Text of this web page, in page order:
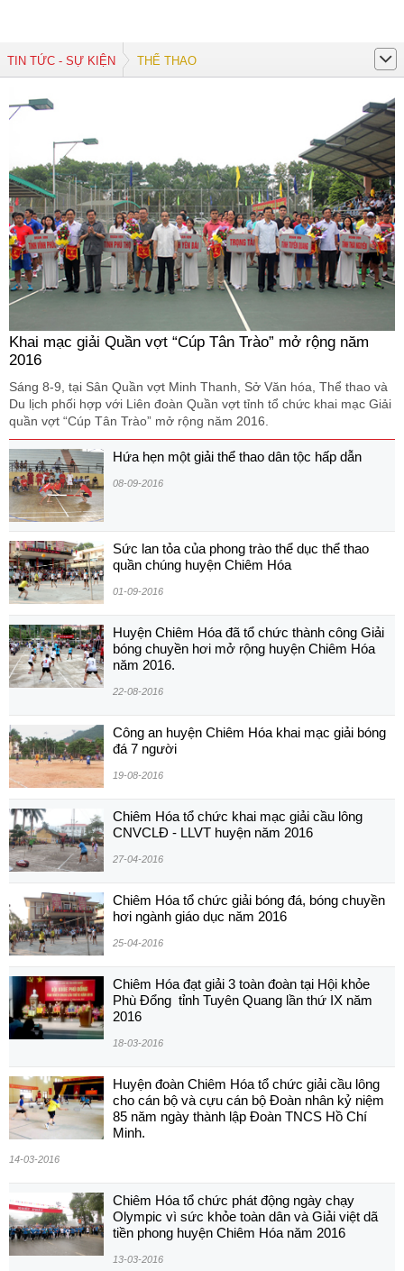
TIN TỨC - SỰ KIỆN THỂ THAO
Khai mạc giải Quần vợt “Cúp Tân Trào” mở rộng năm
2016
Sáng 8-9, tại Sân Quần vợt Minh Thanh, Sở Văn hóa, Thể thao và
Du lịch phối hợp với Liên đoàn Quần vợt tỉnh tổ chức khai mạc Giải
quần vợt “Cúp Tân Trào” mở rộng năm 2016.
Hứa hẹn một giải thể thao dân tộc hấp dẫn
08-09-2016
Sức lan tỏa của phong trào thể dục thể thao
quần chúng huyện Chiêm Hóa
01-09-2016
Huyện Chiêm Hóa đã tổ chức thành công Giải
bóng chuyền hơi mở rộng huyện Chiêm Hóa
năm 2016.
22-08-2016
Công an huyện Chiêm Hóa khai mạc giải bóng
đá 7 người
19-08-2016
Chiêm Hóa tổ chức khai mạc giải cầu lông
CNVCLĐ - LLVT huyện năm 2016
27-04-2016
Chiêm Hóa tổ chức giải bóng đá, bóng chuyền
hơi ngành giáo dục năm 2016
25-04-2016
Chiêm Hóa đạt giải 3 toàn đoàn tại Hội khỏe
Phù Đổng tỉnh Tuyên Quang lần thứ IX năm
2016
18-03-2016
Huyện đoàn Chiêm Hóa tổ chức giải cầu lông
cho cán bộ và cựu cán bộ Đoàn nhân kỷ niệm
85 năm ngày thành lập Đoàn TNCS Hồ Chí
Minh.
14-03-2016
Chiêm Hóa tổ chức phát động ngày chạy
Olympic vì sức khỏe toàn dân và Giải việt dã
tiền phong huyện Chiêm Hóa năm 2016
13-03-2016